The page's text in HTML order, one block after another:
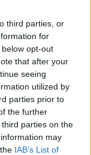
third parties, or
for
opt-out
that after your
seeing
utilized by
parties prior to
the further
parties on the
may
IAB’s List of